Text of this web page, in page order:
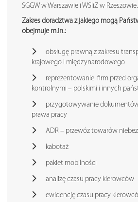
SGGW w Warszawie i WSIiZ w Rzeszowie.
Zakres doradztwa z jakiego mogą
obejmuje m.in.:
obsługę prawną z zakresu
krajowego i międzynarodowego
reprezentowanie firm przed
kontrolnymi – polskimi i innych
przygotowywanie
prawa pracy
ADR – przewóz towarów
kabotaż
pakiet mobilności
analizę czasu pracy kierowców
ewidencję czasu pracy